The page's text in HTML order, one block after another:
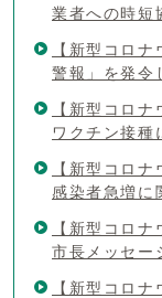
業者への時短
【新型コロ
警報」を発令
【新型コロ
ワクチン接種
【新型コロ
感染者急増に
【新型コロ
市長メッセー
【新型コロ